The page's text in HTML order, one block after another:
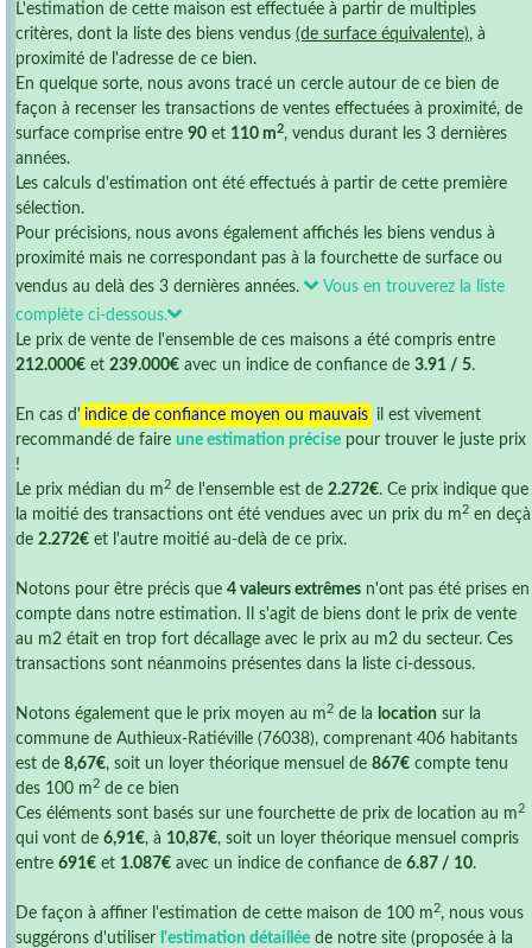
L'estimation de cette maison est effectuée à partir de multiples
critères, dont la liste des biens vendus (de surface équivalente), à
proximité de l'adresse de ce bien.
En quelque sorte, nous avons tracé un cercle autour de ce bien de
façon à recenser les transactions de ventes effectuées à proximité, de
surface comprise entre 90 et 110 m2, vendus durant les 3 dernières
années.
Les calculs d'estimation ont été effectués à partir de cette première
sélection.
Pour précisions, nous avons également affichés les biens vendus à
proximité mais ne correspondant pas à la fourchette de surface ou
vendus au delà des 3 dernières années.
Vous en trouverez la liste
complète ci-dessous.
Le prix de vente de l'ensemble de ces maisons a été compris entre
212.000€ et 239.000€ avec un indice de confiance de 3.91 / 5.
En cas d' indice de confiance moyen ou mauvais il est vivement
recommandé de faire une estimation précise pour trouver le juste prix
!
Le prix médian du m 2 de l'ensemble est de 2.272€. Ce prix indique que
la moitié des transactions ont été vendues avec un prix du m 2 en deçà
de 2.272€ et l'autre moitié au-delà de ce prix.
Notons pour être précis que 4 valeurs extrêmes n'ont pas été prises en
compte dans notre estimation. Il s'agit de biens dont le prix de vente
au m2 était en trop fort décallage avec le prix au m2 du secteur. Ces
transactions sont néanmoins présentes dans la liste ci-dessous.
Notons également que le prix moyen au m 2 de la location sur la
commune de Authieux-Ratiéville (76038), comprenant 406 habitants
est de 8,67€, soit un loyer théorique mensuel de 867€ compte tenu
des 100 m 2 de ce bien
Ces éléments sont basés sur une fourchette de prix de location au m 2
qui vont de 6,91€, à 10,87€, soit un loyer théorique mensuel compris
entre 691€ et 1.087€ avec un indice de confiance de 6.87 / 10.
De façon à affiner l'estimation de cette maison de 100 m 2, nous vous
suggérons d'utiliser l'estimation détaillée de notre site (proposée à la